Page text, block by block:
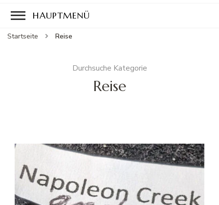
HAUPTMENÜ
Startseite Reise
Durchsuche Kategorie
Reise